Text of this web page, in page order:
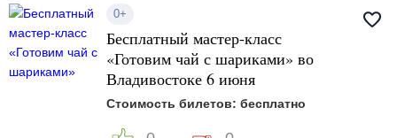
0+
Бесплатный мастер-класс
«Готовим чай с шариками» во
Владивостоке 6 июня
Стоимость билетов: бесплатно